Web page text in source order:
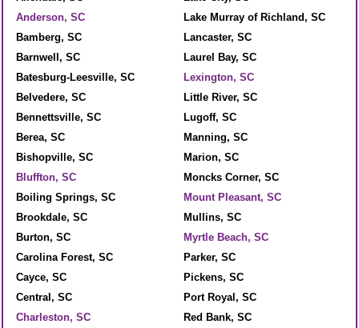
Anderson, SC
Bamberg, SC
Barnwell, SC
Batesburg-Leesville, SC
Belvedere, SC
Bennettsville, SC
Berea, SC
Bishopville, SC
Bluffton, SC
Boiling Springs, SC
Brookdale, SC
Burton, SC
Carolina Forest, SC
Cayce, SC
Central, SC
Charleston, SC
Lake Murray of Richland, SC
Lancaster, SC
Laurel Bay, SC
Lexington, SC
Little River, SC
Lugoff, SC
Manning, SC
Marion, SC
Moncks Corner, SC
Mount Pleasant, SC
Mullins, SC
Myrtle Beach, SC
Parker, SC
Pickens, SC
Port Royal, SC
Red Bank, SC